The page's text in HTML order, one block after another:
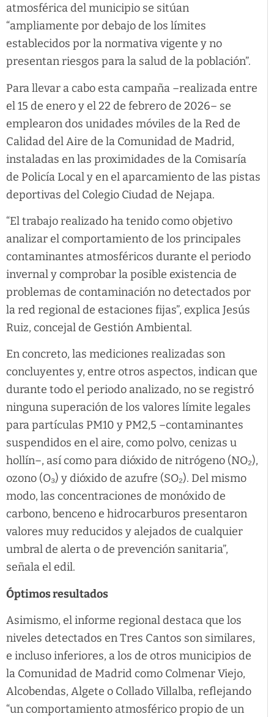
atmosférica del municipio se sitúan
“ampliamente por debajo de los límites
establecidos por la normativa vigente y no
presentan riesgos para la salud de la población”.
Para llevar a cabo esta campaña –realizada entre
el 15 de enero y el 22 de febrero de 2026– se
emplearon dos unidades móviles de la Red de
Calidad del Aire de la Comunidad de Madrid,
instaladas en las proximidades de la Comisaría
de Policía Local y en el aparcamiento de las pistas
deportivas del Colegio Ciudad de Nejapa.
“El trabajo realizado ha tenido como objetivo
analizar el comportamiento de los principales
contaminantes atmosféricos durante el periodo
invernal y comprobar la posible existencia de
problemas de contaminación no detectados por
la red regional de estaciones fijas”, explica Jesús
Ruiz, concejal de Gestión Ambiental.
En concreto, las mediciones realizadas son
concluyentes y, entre otros aspectos, indican que
durante todo el periodo analizado, no se registró
ninguna superación de los valores límite legales
para partículas PM10 y PM2,5 –contaminantes
suspendidos en el aire, como polvo, cenizas u
hollín–, así como para dióxido de nitrógeno (NO₂),
ozono (O₃) y dióxido de azufre (SO₂). Del mismo
modo, las concentraciones de monóxido de
carbono, benceno e hidrocarburos presentaron
valores muy reducidos y alejados de cualquier
umbral de alerta o de prevención sanitaria”,
señala el edil.
Óptimos resultados
Asimismo, el informe regional destaca que los
niveles detectados en Tres Cantos son similares,
e incluso inferiores, a los de otros municipios de
la Comunidad de Madrid como Colmenar Viejo,
Alcobendas, Algete o Collado Villalba, reflejando
“un comportamiento atmosférico propio de un